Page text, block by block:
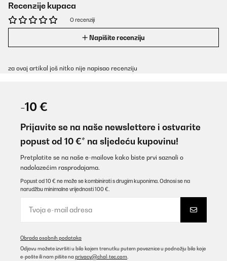
Recenzije kupaca
O recenziji
Napišite recenziju
za ovaj artikal još nitko nije napisao recenziju
-10 €
Prijavite se na naše newslettere i ostvarite
popust od 10 €* na sljedeću kupovinu!
Pretplatite se na naše e-mailove kako biste prvi saznali o
nadolazećim rasprodajama.
Popust od 10 € ne može se kombinirati s drugim kuponima. Odnosi se na
narudžbu minimalne vrijednosti 100 €.
Obrada osobnih podataka
Odjavu možete izvršiti u bilo kojem trenutku putem poveznice u podnožju bilo koje
e-pošte ili nam pišite na privacy@chal-tec.com